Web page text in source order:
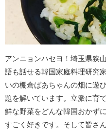
アンニョンハセヨ！埼玉県狭
語も話せる韓国家庭料理研究
いの棚倉ばあちゃんの畑に遊
題を解いています。立派に育
鮮な野菜をどんな韓国おかず
すごく好きです。そして皆さ